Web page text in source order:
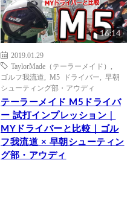
16:14
2019.01.29
TaylorMade（テーラーメイド）
ゴルフ我流道
M5 ドライバー
早朝
シューティング部・アウディ
テーラーメイド M5ドライバ
ー 試打インプレッション｜
MYドライバーと比較｜ゴル
フ我流道 × 早朝シューティン
グ部・アウディ